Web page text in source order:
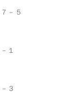
－５
１
３